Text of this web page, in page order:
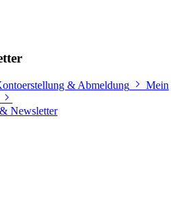
& Abmeldung
Mein
Newsletter